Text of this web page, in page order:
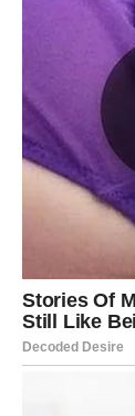
mislite.
neočekivan
Danas
Rak
Rak danas
Ovo je dan
Moguće su
može da nosi
Ako ste u